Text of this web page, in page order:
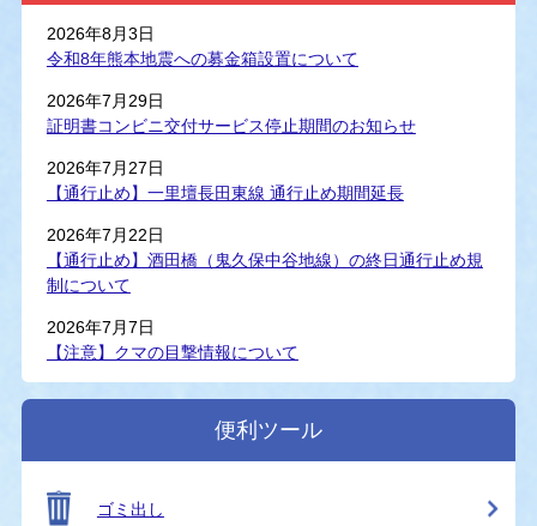
2026年8月3日
令和8年熊本地震への募金箱設置について
2026年7月29日
証明書コンビニ交付サービス停止期間のお知らせ
2026年7月27日
【通行止め】一里壇長田東線 通行止め期間延長
2026年7月22日
【通行止め】酒田橋（鬼久保中谷地線）の終日通行止め規
制について
2026年7月7日
【注意】クマの目撃情報について
便利ツール
ゴミ出し